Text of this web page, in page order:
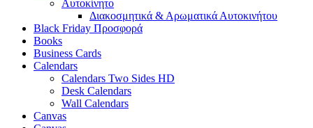
Αυτοκίνητο
Διακοσμητικά & Αρωματικά Αυτοκινήτου
Black Friday Προσφορά
Books
Business Cards
Calendars
Calendars Two Sides HD
Desk Calendars
Wall Calendars
Canvas